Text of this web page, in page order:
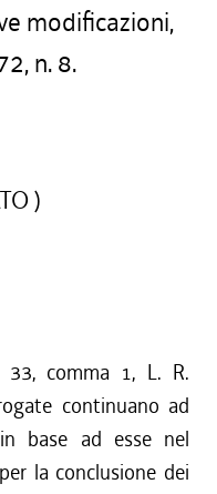
modificazioni,
n. 8.
)
comma 1, L. R.
continuano ad
base ad esse nel
la conclusione dei